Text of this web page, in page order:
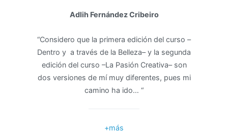
Adlih Fernández Cribeiro
“Considero que la primera edición del curso –
Dentro y a través de la Belleza– y la segunda
edición del curso –La Pasión Creativa– son
dos versiones de mí muy diferentes, pues mi
camino ha ido… “
+más